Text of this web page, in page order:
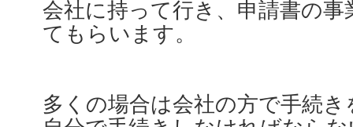
会社に持って行き、申請書の事
てもらいます。
多くの場合は会社の方で手続